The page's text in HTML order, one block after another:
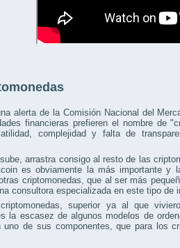
alerta de la Comisión Nacional del
financieras prefieren el nombre de
complejidad y falta de
arrastra consigo al resto de las
es obviamente la más importante y
criptomonedas, que al ser más
consultora especializada en este tipo de
superior ya al que
la escasez de algunos modelos de
de sus componentes, que para los